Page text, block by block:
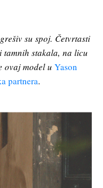
su spoj. Četvrtasti
stakala, na licu
ovaj model u Yason
partnera.